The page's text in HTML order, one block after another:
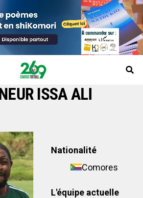
ISSA ALI
Nationalité
Comores
L'équipe actuelle